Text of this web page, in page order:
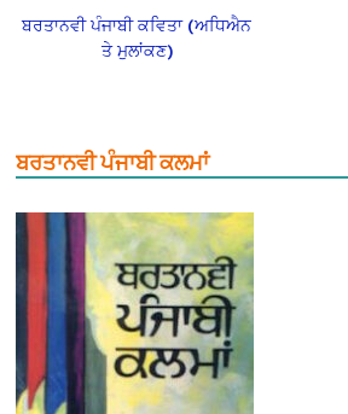
ਬਰਤਾਨਵੀ ਪੰਜਾਬੀ ਕਵਿਤਾ (ਅਧਿਐਨ
ਤੇ ਮੁਲਾਂਕਣ)
ਬਰਤਾਨਵੀ ਪੰਜਾਬੀ ਕਲਮਾਂ